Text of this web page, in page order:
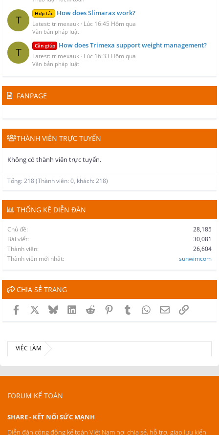
T
Hợp tác How does Slimarax work?
Latest: trimexauk Lúc 16:45 Hôm qua
Văn bản pháp luật
T
Cần giúp How does Trimexa support weight management?
Latest: trimexauk Lúc 16:33 Hôm qua
Văn bản pháp luật
FANPAGE
THÀNH VIÊN TRỰC TUYẾN
Không có thành viên trực tuyến.
Tổng: 218 (Thành viên: 0, khách: 218)
THỐNG KÊ DIỄN ĐÀN
Chủ đề
28,185
Bài viết
30,081
Thành viên
26,604
Thành viên mới nhất
sunwimcom
CHIA SẺ TRANG
Facebook BlueskyLinkedInReddit PinterestTumblrWhatsApp
EmailLink
VIỆC LÀM
FORUM KẾ TOÁN
SHARE - KẾT NỐI SỨC MẠNH
Diễn đàn cộng đồng kế toán Việt Nam nơi chia sẻ, hỗ trợ, giao lưu kiến